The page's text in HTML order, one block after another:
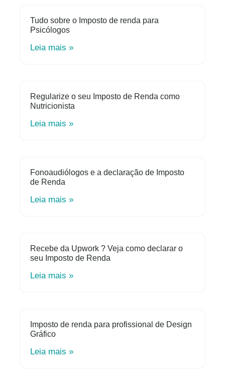
Tudo sobre o Imposto de renda para
Psicólogos
Leia mais »
Regularize o seu Imposto de Renda como
Nutricionista
Leia mais »
Fonoaudiólogos e a declaração de Imposto
de Renda
Leia mais »
Recebe da Upwork ? Veja como declarar o
seu Imposto de Renda
Leia mais »
Imposto de renda para profissional de Design
Gráfico
Leia mais »